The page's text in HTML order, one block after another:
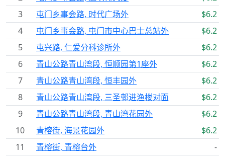
3
屯门乡事会路, 时代广场外
$6.2
4
屯门乡事会路, 屯门市中心巴士总站外
$6.2
5
屯兴路, 仁爱分科诊所外
$6.2
6
青山公路青山湾段, 恒顺园第1座外
$6.2
7
青山公路青山湾段, 恒丰园外
$6.2
8
青山公路青山湾段, 三圣邨进渔楼对面
$6.2
9
青山公路青山湾段, 青山湾花园外
$6.2
10
青榕街, 海景花园外
$6.2
11
青榕街, 青榕台外 -